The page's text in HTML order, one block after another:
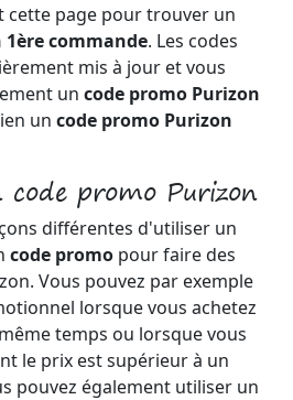
cette page pour trouver un
commande. Les codes
mis à jour et vous
un code promo Purizon
un code promo Purizon
promo Purizon
différentes d'utiliser un
code promo pour faire des
Vous pouvez par exemple
lorsque vous achetez
temps ou lorsque vous
le prix est supérieur à un
pouvez également utiliser un